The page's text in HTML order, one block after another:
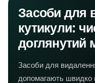
Засоби для
кутикули:
доглянутий
Засоби для
допомагають швидко